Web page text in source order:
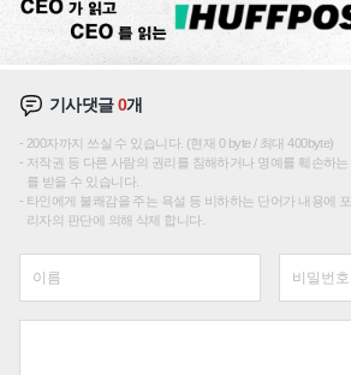
기사댓글0개
200자까지 쓰실 수 있습니다. (현재 0 byte / 최대 400byte)
저작권 등 다른 사람의 권리를 침해하거나 명예를 훼손하
를 받을 수 있습니다.
타인에게 불쾌감을 주는 욕설 등 비하하는 단어가 내용에
리자의 판단에 의해 삭제 합니다.